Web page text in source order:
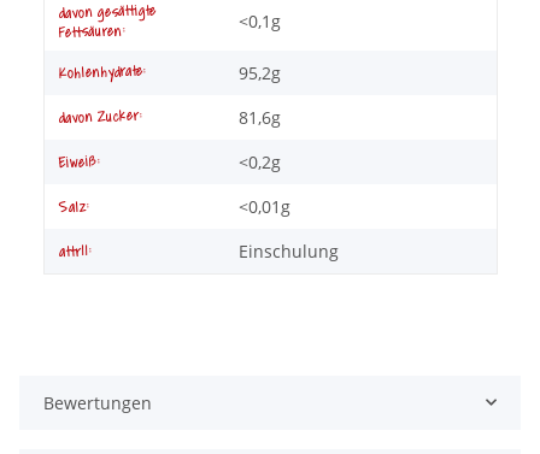
davon gesättigte
Fettsäuren:
<0,1g
Kohlenhydrate: 95,2g
davon Zucker: 81,6g
Eiweiß: <0,2g
Salz: <0,01g
attr11: Einschulung
Bewertungen